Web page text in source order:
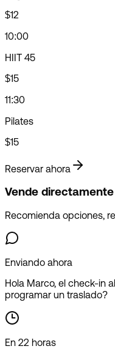
$12
10:00
HIIT 45
$15
11:30
Pilates
$15
Reservar ahora
Vende
Recomienda opciones,
Enviando ahora
Hola Marco, el check-in
programar un traslado?
En 22 horas